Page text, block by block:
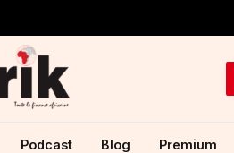
Podcast Blog Premium